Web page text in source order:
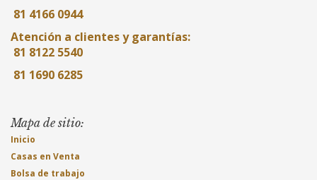
81 4166 0944
Atención a clientes y garantías:
81 8122 5540
81 1690 6285
Mapa de sitio:
Inicio
Casas en Venta
Bolsa de trabajo